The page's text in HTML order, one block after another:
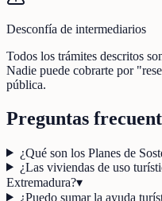
Desconfía de intermediarios
Todos los trámites descritos
Nadie puede cobrarte por
pública.
Preguntas
¿Qué son los Planes de
¿Las viviendas de uso
Extremadura?▾
¿Puedo sumar la ayuda